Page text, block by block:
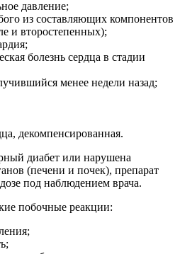
давление;
из составляющих компонентов
и второстепенных);
болезнь сердца в стадии
менее недели назад;
декомпенсированная.
диабет или нарушена
(печени и почек), препарат
под наблюдением врача.
побочные реакции: